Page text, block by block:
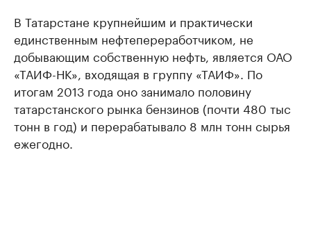
В Татарстане крупнейшим и практически
единственным нефтепереработчиком, не
добывающим собственную нефть, является ОАО
«ТАИФ-НК», входящая в группу «ТАИФ». По
итогам 2013 года оно занимало половину
татарстанского рынка бензинов (почти 480 тыс
тонн в год) и перерабатывало 8 млн тонн сырья
ежегодно.